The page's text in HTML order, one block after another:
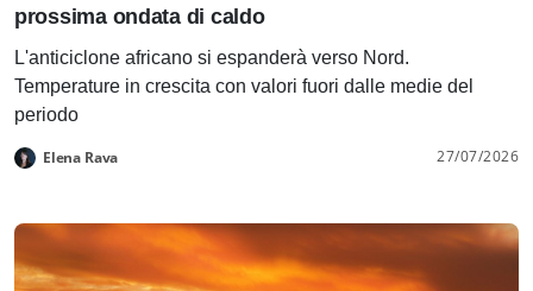
prossima ondata di caldo
L'anticiclone africano si espanderà verso Nord.
Temperature in crescita con valori fuori dalle medie del
periodo
Elena Rava 27/07/2026